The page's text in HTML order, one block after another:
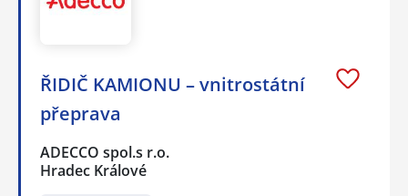
ŘIDIČ KAMIONU – vnitrostátní
přeprava
ADECCO spol.s r.o.
Hradec Králové